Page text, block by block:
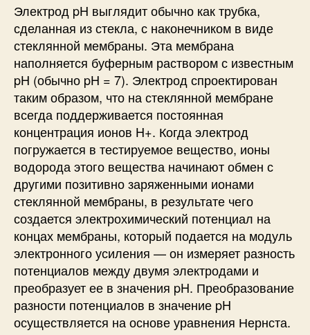
Электрод pH выглядит обычно как трубка,
сделанная из стекла, с наконечником в виде
стеклянной мембраны. Эта мембрана
наполняется буферным раствором с известным
pH (обычно pH = 7). Электрод спроектирован
таким образом, что на стеклянной мембране
всегда поддерживается постоянная
концентрация ионов H+. Когда электрод
погружается в тестируемое вещество, ионы
водорода этого вещества начинают обмен с
другими позитивно заряженными ионами
стеклянной мембраны, в результате чего
создается электрохимический потенциал на
концах мембраны, который подается на модуль
электронного усиления — он измеряет разность
потенциалов между двумя электродами и
преобразует ее в значения pH. Преобразование
разности потенциалов в значение pH
осуществляется на основе уравнения Нернста.